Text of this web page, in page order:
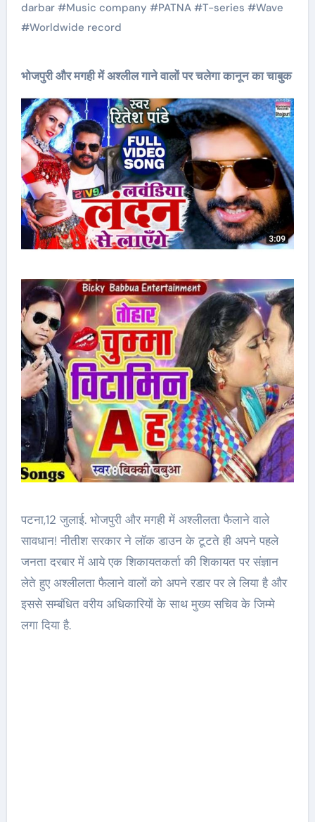
darbar#Music company #PATNA#T-series #Wave
#Worldwide record
भोजपुरी और मगही में अश्लील गाने वालों पर चलेगा कानून का चाबुक
पटना,12 जुलाई. भोजपुरी और मगही में अश्लीलता फैलाने वाले
सावधान! नीतीश सरकार ने लॉक डाउन के टूटते ही अपने पहले
जनता दरबार में आये एक शिकायतकर्ता की शिकायत पर संज्ञान
लेते हुए अश्लीलता फैलाने वालों को अपने रडार पर ले लिया है और
इससे सम्बंधित वरीय अधिकारियों के साथ मुख्य सचिव के जिम्मे
लगा दिया है.